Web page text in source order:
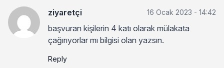
ziyaretçi 16 Ocak 2023 - 14:42
başvuran kişilerin 4 katı olarak mülakata
çağırıyorlar mı bilgisi olan yazsın.
Reply